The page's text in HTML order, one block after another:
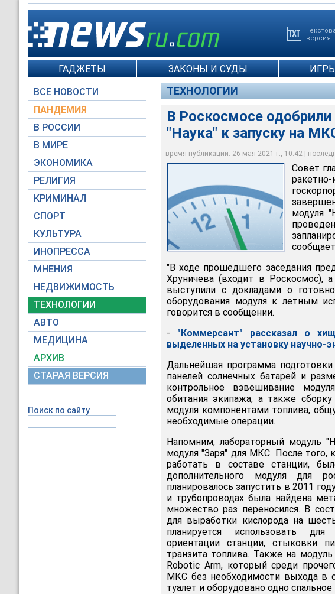
версия
ГАДЖЕТЫ ЗАКОНЫ И СУДЫ
ВСЕ НОВОСТИ
ПАНДЕМИЯ
В РОССИИ
В МИРЕ
ЭКОНОМИКА
РЕЛИГИЯ
КРИМИНАЛ
СПОРТ
КУЛЬТУРА
ИНОПРЕССА
МНЕНИЯ
НЕДВИЖИМОСТЬ
ТЕХНОЛОГИИ
АВТО
МЕДИЦИНА
АРХИВ
СТАРАЯ ВЕРСИЯ
Поиск по сайту
ТЕХНОЛОГИИ
В Роскосмосе
"Наука" к запуску на
время публикации: 26 мая 2021 г., 10:42 |
Космический центр "Южный" /Совет
модуля
"В ходе прошедшего заседания
Хруничева (входит в Роскосмос),
выступили с докладами о
оборудования модуля к летным
говорится в сообщении.
- "Коммерсант" рассказал о
выделенных на установку научно-
Дальнейшая программа
панелей солнечных батарей и
контрольное взвешивание
обитания экипажа, а также
модуля компонентами топлива,
необходимые операции.
Напомним, лабораторный модуль
модуля "Заря" для МКС. После того,
работать в составе станции,
дополнительного модуля для
планировалось запустить в 2011
и трубопроводах была найдена
множество раз переносился. В
для выработки кислорода на
планируется использовать
ориентации станции, стыковки
транзита топлива. Также на модуль
Robotic Arm, который среди
МКС без необходимости выхода в
туалет и оборудовано одно спальное